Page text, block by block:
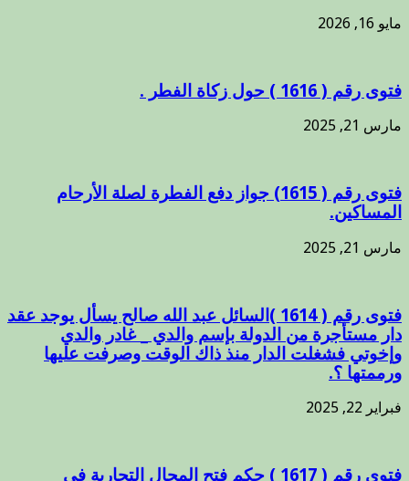
مايو 16, 2026
فتوى رقم ( 1616 ) حول زكاة الفطر .
مارس 21, 2025
فتوى رقم ( 1615) جواز دفع الفطرة لصلة الأرحام
المساكين.
مارس 21, 2025
فتوى رقم ( 1614 )السائل عبد الله صالح يسأل يوجد عقد
دار مستأجرة من الدولة بإسم والدي _ غادر والدي
وإخوتي فشغلت الدار منذ ذاك الوقت وصرفت عليها
ورممتها ؟.
فبراير 22, 2025
فتوى رقم ( 1617 ) حكم فتح المحال التجارية في